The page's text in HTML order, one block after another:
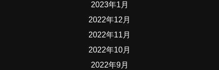
2023年1月
2022年12月
2022年11月
2022年10月
2022年9月